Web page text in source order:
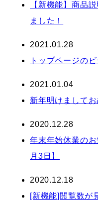
【新機能】商品
ました！
2021.01.28
トップページの
2021.01.04
新年明けましてお
2020.12.28
年末年始休業の
月3日】
2020.12.18
[新機能]閲覧数が